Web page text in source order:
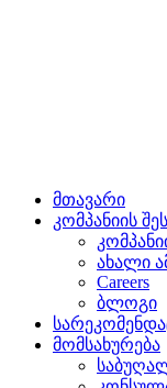
მთავარი
კომპანიის
ახალი
Careers
ბლოგი
მომსახურება